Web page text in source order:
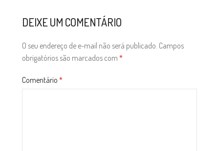
DEIXE UM COMENTÁRIO
O seu endereço de e-mail não será publicado. Campos
obrigatórios são marcados com *
Comentário *